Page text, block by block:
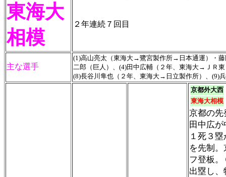
東海大
相模
２年連続７回目
主な選手
(1)高山亮太（東海大→鷺宮製作所→日本通運）・
二郎（巨人）、(4)田中広輔（２年、東海大→ＪＲ
(8)長谷川隼也（２年、東海大→日立製作所）、(9)
京都外大西
東海大相模
京都の先
田中広
１死３
を先制
フ登板
出塁し